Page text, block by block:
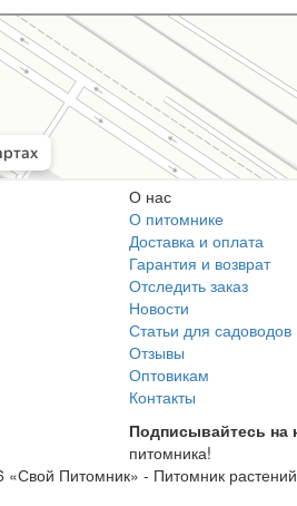
О нас
О питомнике
Доставка и оплата
Гарантия и возврат
Отследить заказ
Новости
Статьи для садоводов
Отзывы
Оптовикам
Контакты
Подписывайтесь на
питомника!
«Свой Питомник» - Питомник